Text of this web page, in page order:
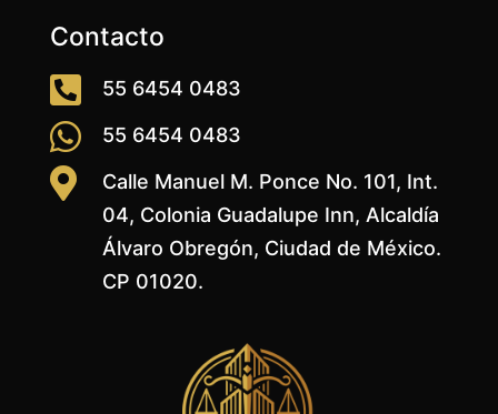
Contacto
 55 6454 0483
 55 6454 0483

Calle Manuel M. Ponce No. 101, Int.
04, Colonia Guadalupe Inn, Alcaldía
Álvaro Obregón, Ciudad de México.
CP 01020.